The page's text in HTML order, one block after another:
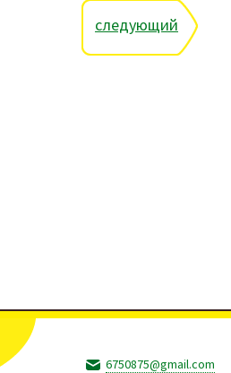
следующий
6750875@gmail.com